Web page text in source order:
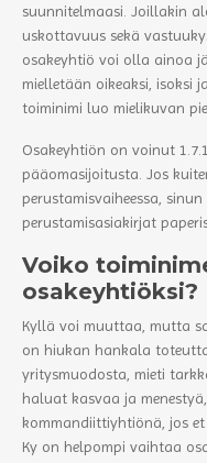
suunnitelmaasi. Joillakin
uskottavuus sekä
osakeyhtiö voi olla ainoa
mielletään oikeaksi, isoksi
toiminimi luo mielikuvan
Osakeyhtiön on voinut
pääomasijoitusta. Jos
perustamisvaiheessa,
perustamisasiakirjat
Voiko
osakeyhtiöksi?
Kyllä voi muuttaa, mutta
on hiukan hankala
yritysmuodosta, mieti
haluat kasvaa ja
kommandiittiyhtiönä, jos
Ky on helpompi vaihtaa